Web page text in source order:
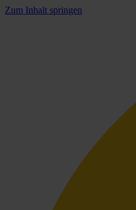
Zum Inhalt springen